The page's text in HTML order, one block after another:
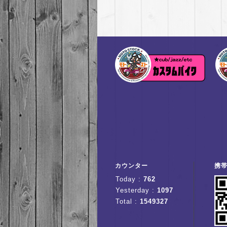
カウンター
Today : 762
Yesterday : 1097
Total : 1549327
携